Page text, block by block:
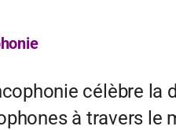
célèbre la
à travers le